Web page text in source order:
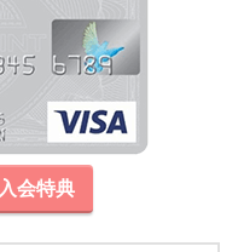
入会特典